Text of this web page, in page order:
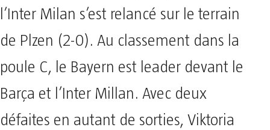
l’Inter Milan s’est relancé sur le terrain
de Plzen (2-0). Au classement dans la
poule C, le Bayern est leader devant le
Barça et l’Inter Millan. Avec deux
défaites en autant de sorties, Viktoria